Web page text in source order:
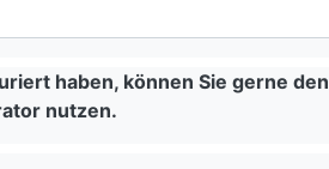
haben, können Sie gerne den
nutzen.